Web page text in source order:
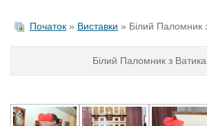
Початок » Виставки » Білий Паломник
Білий Паломник з